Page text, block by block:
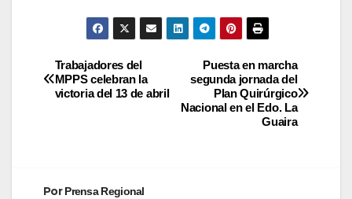
Puesta en marcha
segunda jornada del
Plan Quirúrgico
Nacional en el Edo. La
Guaira
Trabajadores del
MPPS celebran la
victoria del 13 de abril
PorPrensa Regional